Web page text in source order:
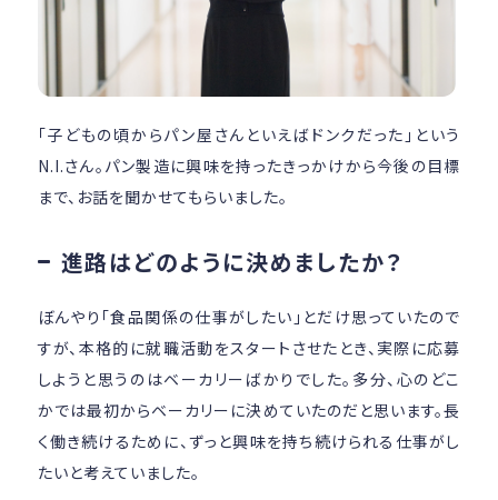
「子どもの頃からパン屋さんといえばドンクだった」という
N.I.さん。パン製造に興味を持ったきっかけから今後の目標
まで、お話を聞かせてもらいました。
­進路はどのように決めましたか？
ぼんやり「食品関係の仕事がしたい」とだけ思っていたので
すが、本格的に就職活動をスタートさせたとき、実際に応募
しようと思うのはベーカリーばかりでした。多分、心のどこ
かでは最初からベーカリーに決めていたのだと思います。長
く働き続けるために、ずっと興味を持ち続けられる仕事がし
たいと考えていました。